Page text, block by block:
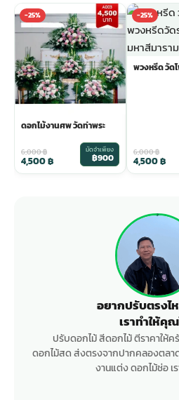
-25%
ดอกไม้งานศพ วัดท่าพระ
6,000฿
4,500฿
มัดจำเพียง
฿900
-25%
พวงหรีด วัด
6,000฿
4,500฿
อยากปรับตรงไ
เราทำให้คุ
ปรับดอกไม้ สีดอกไม้ ตีราคาให้
ดอกไม้สด ส่งตรงจากปากคลองตลา
งานแต่ง ดอกไม้ช่อ เ